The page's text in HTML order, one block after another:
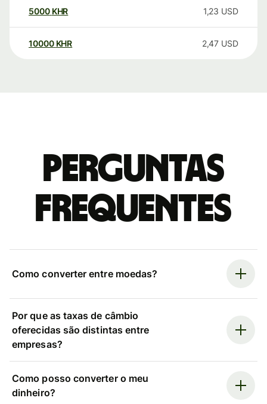
5000 KHR 1,23 USD
10000 KHR 2,47 USD
Perguntas
frequentes
Como converter entre moedas?
Por que as taxas de câmbio
oferecidas são distintas entre
empresas?
Como posso converter o meu
dinheiro?